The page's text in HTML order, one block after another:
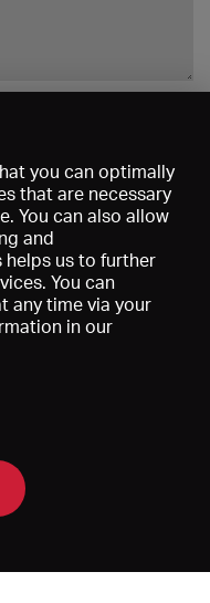
you can optimally
that are necessary
You can also allow
and
helps us to further
You can
any time via your
in our